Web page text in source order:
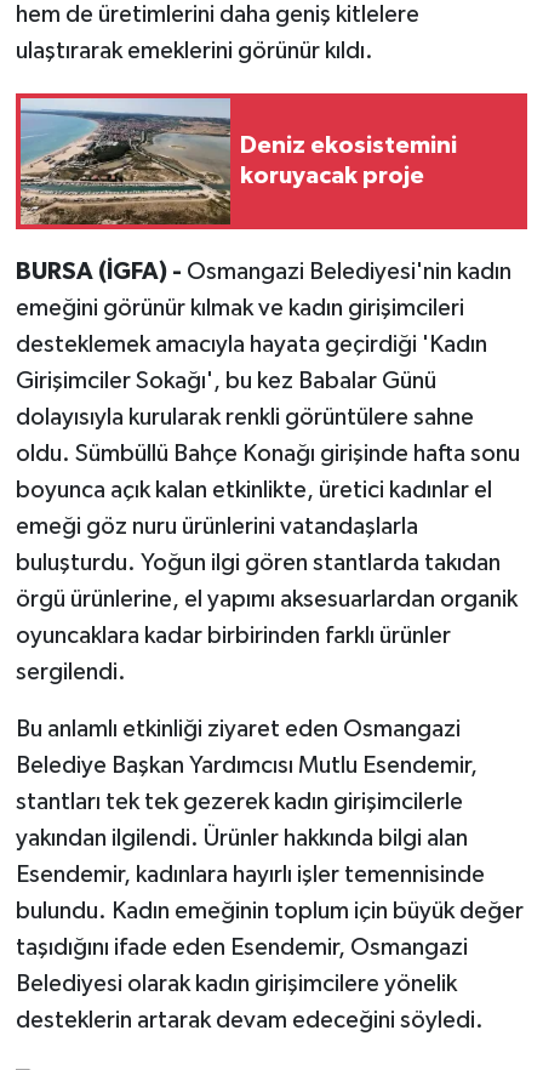
hem de üretimlerini daha geniş kitlelere
ulaştırarak emeklerini görünür kıldı.
Deniz ekosistemini
koruyacak proje
BURSA (İGFA) - Osmangazi Belediyesi'nin kadın
emeğini görünür kılmak ve kadın girişimcileri
desteklemek amacıyla hayata geçirdiği 'Kadın
Girişimciler Sokağı', bu kez Babalar Günü
dolayısıyla kurularak renkli görüntülere sahne
oldu. Sümbüllü Bahçe Konağı girişinde hafta sonu
boyunca açık kalan etkinlikte, üretici kadınlar el
emeği göz nuru ürünlerini vatandaşlarla
buluşturdu. Yoğun ilgi gören stantlarda takıdan
örgü ürünlerine, el yapımı aksesuarlardan organik
oyuncaklara kadar birbirinden farklı ürünler
sergilendi.
Bu anlamlı etkinliği ziyaret eden Osmangazi
Belediye Başkan Yardımcısı Mutlu Esendemir,
stantları tek tek gezerek kadın girişimcilerle
yakından ilgilendi. Ürünler hakkında bilgi alan
Esendemir, kadınlara hayırlı işler temennisinde
bulundu. Kadın emeğinin toplum için büyük değer
taşıdığını ifade eden Esendemir, Osmangazi
Belediyesi olarak kadın girişimcilere yönelik
desteklerin artarak devam edeceğini söyledi.